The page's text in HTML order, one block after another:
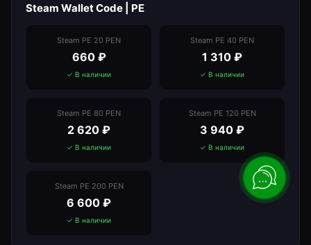
Steam Wallet Code | PE
Steam PE 20 PEN
660₽
✓ В наличии
Steam PE 40 PEN
1 310 ₽
✓ В наличии
Steam PE 80 PEN
2 620 ₽
✓ В наличии
Steam PE 120 PEN
3 940 ₽
✓ В наличии
Steam PE 200 PEN
6 600 ₽
✓ В наличии